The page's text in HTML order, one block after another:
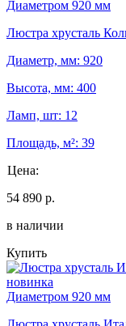
Диаметром 920 мм
Люстра хрусталь
Диаметр, мм: 920
Высота, мм: 400
Ламп, шт: 12
Площадь, м²: 39
Цена:
54 890 р.
в наличии
Купить
новинка
Диаметром 920 мм